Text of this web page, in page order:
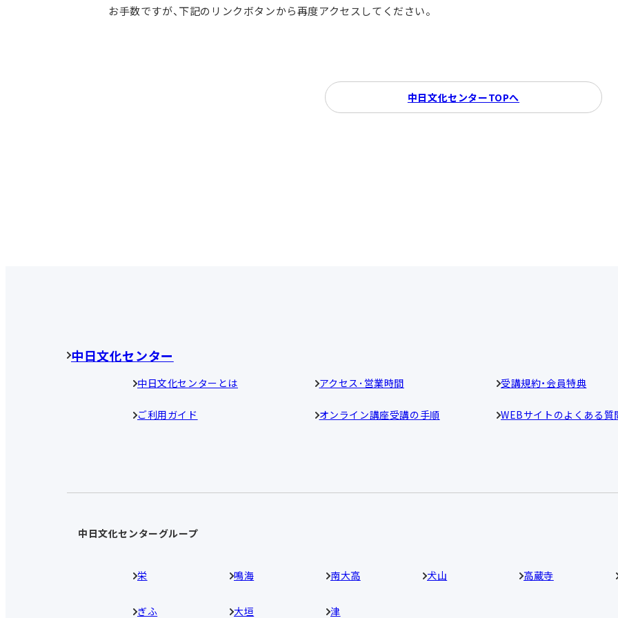
お手数ですが、下記のリンクボタンから再度アクセスしてください。
中日文化センターTOPへ
中日文化センター
中日文化センターとは アクセス･営業時間 受講規約・会員特典
ご利用ガイド オンライン講座受講の手順 WEBサイトのよくある質
中日文化センターグループ
栄 鳴海 南大高 犬山 高蔵寺
ぎふ 大垣 津